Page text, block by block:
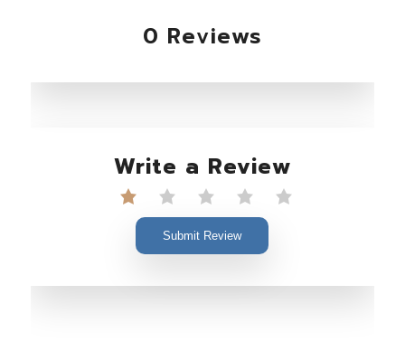
0 Reviews
Write a Review
Submit Review